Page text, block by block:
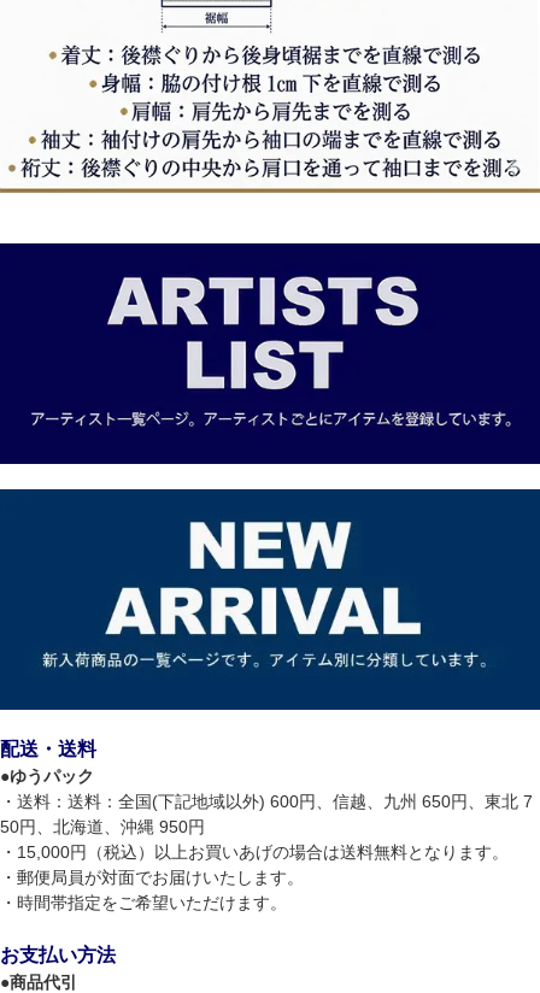
配送・送料
●ゆうパック
・送料：送料：全国(下記地域以外) 600円、信越、九州 650円、東北 7
50円、北海道、沖縄 950円
・15,000円（税込）以上お買いあげの場合は送料無料となります。
・郵便局員が対面でお届けいたします。
・時間帯指定をご希望いただけます。
お支払い方法
●商品代引